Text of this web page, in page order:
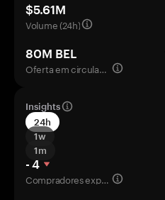
$5.61M
Volume (24h)
80M BEL
Oferta em circulação
Insights
24h
1w
1m
- 4
Compradores experientes